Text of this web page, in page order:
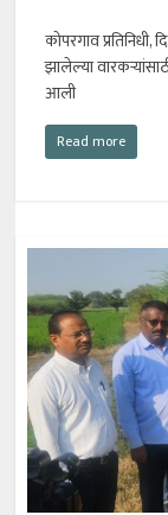
कोपरगाव प्रतिनिधी,
झालेल्या
आली
Read more